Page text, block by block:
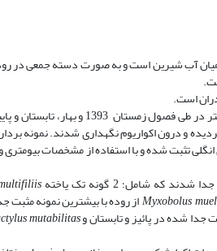
آب شیرین است و به صورت دسته جمعی در
است.
و درون اکواریوم نگهداری شدند. نمونه
تثبت شده و با استفاده از مشخصات بیومتری
Myxobolusاز روده با بیشترین نمونه مثبت
جدا شده در پائیز و تابستان وmutabilitas